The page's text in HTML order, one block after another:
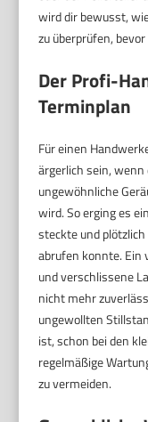
wird dir bewusst,
zu überprüfen,
Der Profi-
Terminplan
Für einen
ärgerlich sein,
ungewöhnliche
wird. So erging es
steckte und
abrufen konnte. Ein
und verschlissene
nicht mehr
ungewollten
ist, schon bei den
regelmäßige
zu vermeiden.